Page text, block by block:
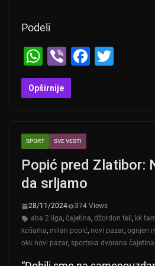
Podeli
W
h
at
A
p
p
Vi
b
er
F
o
Opširnije
SPORT SVE VESTI
Popić pred Zlatibor:
da srljamo
28/11/2024
374 Views
aba 2 liga, čajetina, džordon teli, kk
košarka, milan popić, novi pazar, ognjen
okk novi pazar, sportska dvorana čajetina